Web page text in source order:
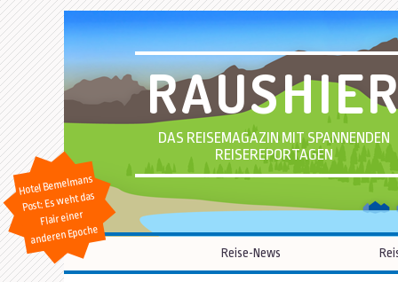
DAS REISEMAGAZIN MIT SPANNENDEN
REISEREPORTAGEN
Hotel Bemelmans
Post: Es weht das
Flair einer
anderen Epoche
Reise-News